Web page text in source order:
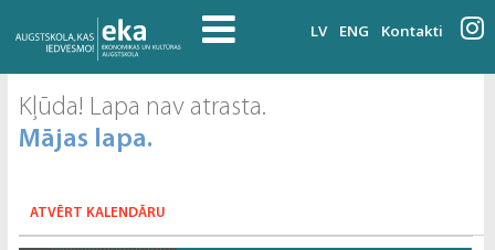
LV ENG Kontakti
Kļūda! Lapa nav atrasta.
Mājas lapa.
ATVĒRT KALENDĀRU